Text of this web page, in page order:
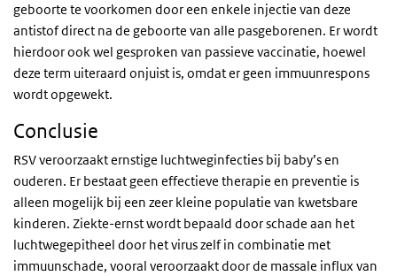
geboorte te voorkomen door een enkele injectie van deze
antistof direct na de geboorte van alle pasgeborenen. Er wordt
hierdoor ook wel gesproken van passieve vaccinatie, hoewel
deze term uiteraard onjuist is, omdat er geen immuunrespons
wordt opgewekt.
Conclusie
RSV veroorzaakt ernstige luchtweginfecties bij baby’s en
ouderen. Er bestaat geen effectieve therapie en preventie is
alleen mogelijk bij een zeer kleine populatie van kwetsbare
kinderen. Ziekte-ernst wordt bepaald door schade aan het
luchtwegepitheel door het virus zelf in combinatie met
immuunschade, vooral veroorzaakt door de massale influx van